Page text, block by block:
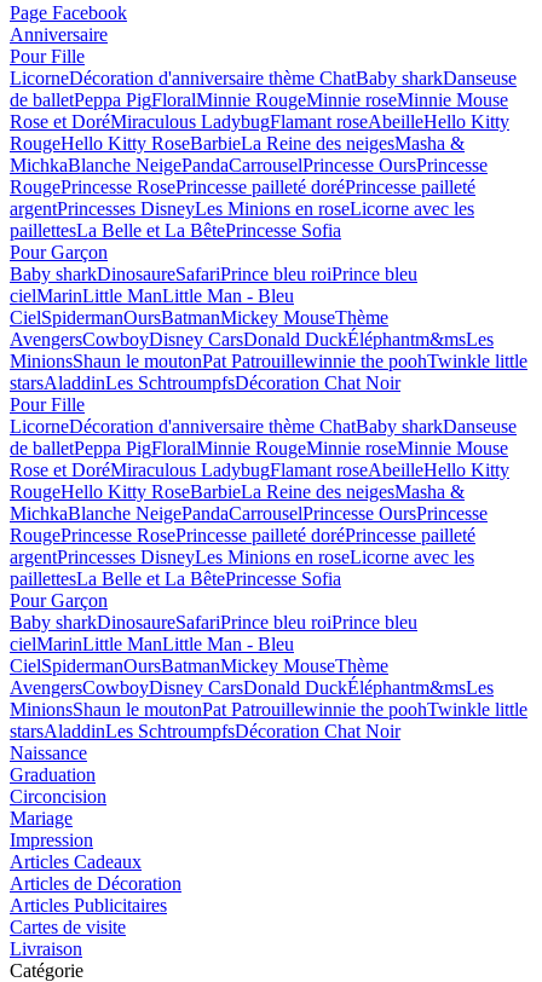
Page Facebook
Anniversaire
Pour Fille
LicorneDécoration d'anniversaire thème ChatBaby sharkDanseuse
de balletPeppa PigFloralMinnie RougeMinnie roseMinnie Mouse
Rose et DoréMiraculous LadybugFlamant roseAbeilleHello Kitty
RougeHello Kitty RoseBarbieLa Reine des neigesMasha &
MichkaBlanche NeigePandaCarrouselPrincesse OursPrincesse
RougePrincesse RosePrincesse pailleté doréPrincesse pailleté
argentPrincesses DisneyLes Minions en roseLicorne avec les
paillettesLa Belle et La BêtePrincesse Sofia
Pour Garçon
Baby sharkDinosaureSafariPrince bleu roiPrince bleu
cielMarinLittle ManLittle Man - Bleu
CielSpidermanOursBatmanMickey MouseThème
AvengersCowboyDisney CarsDonald DuckÉléphantm&msLes
MinionsShaun le moutonPat Patrouillewinnie the poohTwinkle little
starsAladdinLes SchtroumpfsDécoration Chat Noir
Pour Fille
LicorneDécoration d'anniversaire thème ChatBaby sharkDanseuse
de balletPeppa PigFloralMinnie RougeMinnie roseMinnie Mouse
Rose et DoréMiraculous LadybugFlamant roseAbeilleHello Kitty
RougeHello Kitty RoseBarbieLa Reine des neigesMasha &
MichkaBlanche NeigePandaCarrouselPrincesse OursPrincesse
RougePrincesse RosePrincesse pailleté doréPrincesse pailleté
argentPrincesses DisneyLes Minions en roseLicorne avec les
paillettesLa Belle et La BêtePrincesse Sofia
Pour Garçon
Baby sharkDinosaureSafariPrince bleu roiPrince bleu
cielMarinLittle ManLittle Man - Bleu
CielSpidermanOursBatmanMickey MouseThème
AvengersCowboyDisney CarsDonald DuckÉléphantm&msLes
MinionsShaun le moutonPat Patrouillewinnie the poohTwinkle little
starsAladdinLes SchtroumpfsDécoration Chat Noir
Naissance
Graduation
Circoncision
Mariage
Impression
Articles Cadeaux
Articles de Décoration
Articles Publicitaires
Cartes de visite
Livraison
Catégorie